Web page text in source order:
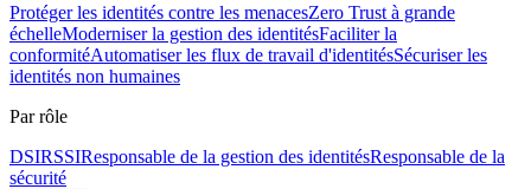
Protéger les identités contre les menacesZero Trust à grande
échelleModerniser la gestion des identitésFaciliter la
conformitéAutomatiser les flux de travail d'identitésSécuriser les
identités non humaines
Par rôle
DSIRSSIResponsable de la gestion des identitésResponsable de la
sécurité